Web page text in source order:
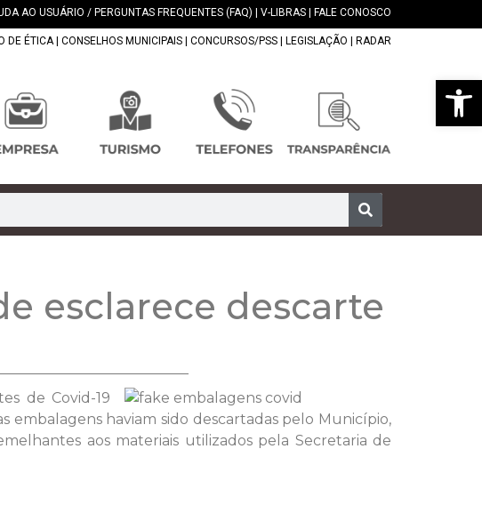
Abrir
AO USUÁRIO / PERGUNTAS FREQUENTES (FAQ) V-LIBRAS FALE CONOSCO
DE ÉTICA| CONSELHOS MUNICIPAIS CONCURSOS/PSS LEGISLAÇÃO RADAR
esclarece descarte
de Covid-19
embalagens haviam sido descartadas pelo Município,
aos materiais utilizados pela Secretaria de